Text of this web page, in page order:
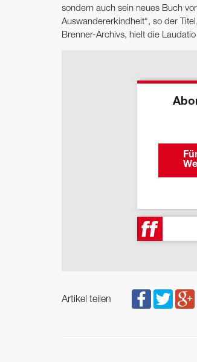
sondern auch sein neues Buch
Auswandererkindheit“, so der
Brenner-Archivs, hielt die Laudatio
Artikel teilen